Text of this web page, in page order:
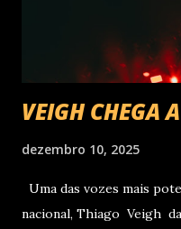
VEIGH CHEGA
dezembro 10, 2025
Uma das vozes mais
nacional, Thiago Veigh